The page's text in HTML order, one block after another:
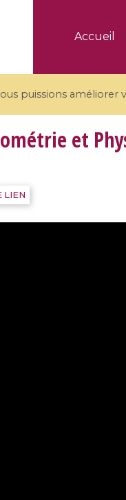
Accueil
puissions améliorer
branches and
et
LIEN